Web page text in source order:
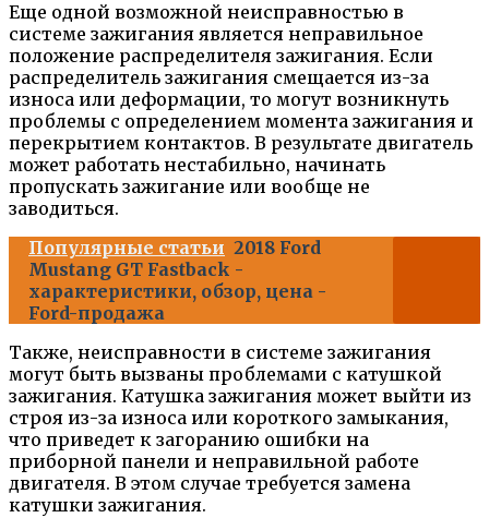
Еще одной возможной неисправностью в
системе зажигания является неправильное
положение распределителя зажигания. Если
распределитель зажигания смещается из-за
износа или деформации, то могут возникнуть
проблемы с определением момента зажигания и
перекрытием контактов. В результате двигатель
может работать нестабильно, начинать
пропускать зажигание или вообще не
заводиться.
Популярные статьи 2018 Ford
Mustang GT Fastback -
характеристики, обзор, цена -
Ford-продажа
Также, неисправности в системе зажигания
могут быть вызваны проблемами с катушкой
зажигания. Катушка зажигания может выйти из
строя из-за износа или короткого замыкания,
что приведет к загоранию ошибки на
приборной панели и неправильной работе
двигателя. В этом случае требуется замена
катушки зажигания.